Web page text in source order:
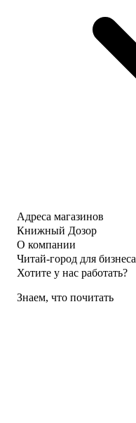
Адреса магазинов
Книжный Дозор
О компании
Читай-город для бизнеса
Хотите у нас работать?
Знаем, что почитать